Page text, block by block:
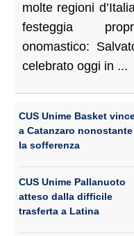
molte regioni
festeggia
onomastico:
celebrato oggi in ...
CUS Unime Basket
a Catanzaro nonostante
la sofferenza
CUS Unime Pallanuoto
atteso dalla difficile
trasferta a Latina